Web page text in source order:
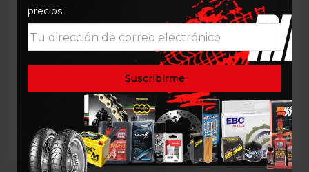
FILTRO DE AIRE PARA
BMW F700GS F800GS
MALHE LX1293
$80.000
KIT DE RETENEDORES
DE SUSPENSION ALL
BALLS
$220.000
precios.